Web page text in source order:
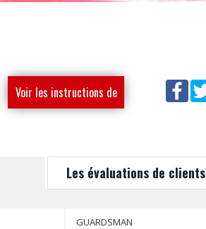
Voir les instructions de
Les évaluations de clients
GUARDSMAN